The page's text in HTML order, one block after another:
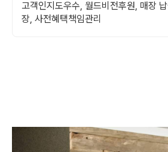
고객인지도우수, 월드비전후원, 매장
장, 사전혜택책임관리